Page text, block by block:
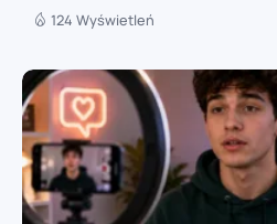
124 Wyświetleń